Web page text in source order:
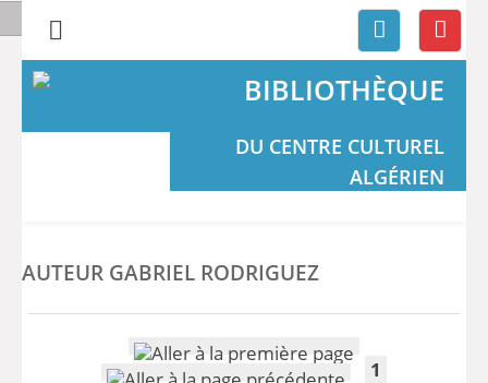
BIBLIOTHÈQUE
DU CENTRE CULTUREL
ALGÉRIEN
AUTEUR GABRIEL RODRIGUEZ
1